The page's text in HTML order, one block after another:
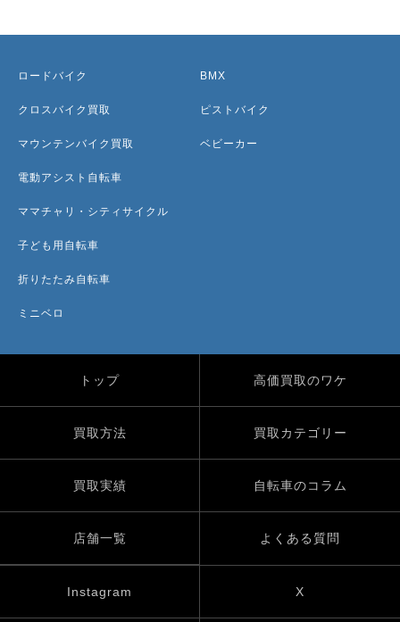
ロードバイク
クロスバイク買取
マウンテンバイク買取
電動アシスト自転車
ママチャリ・シティサイクル
子ども用自転車
折りたたみ自転車
ミニベロ
BMX
ピストバイク
ベビーカー
トップ 高価買取のワケ
買取方法 買取カテゴリー
買取実績 自転車のコラム
店舗一覧 よくある質問
Instagram X